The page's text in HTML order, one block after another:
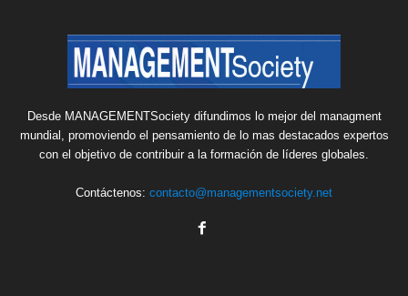
Desde MANAGEMENTSociety difundimos lo mejor del managment
mundial, promoviendo el pensamiento de lo mas destacados expertos
con el objetivo de contribuir a la formación de líderes globales.
Contáctenos: contacto@managementsociety.net